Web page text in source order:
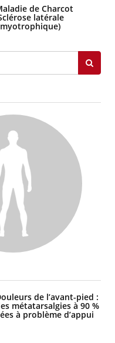
de Charcot
latérale
de l’avant-pied :
métatarsalgies à 90 %
à problème d’appui